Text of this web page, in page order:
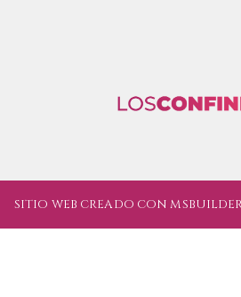
SITIO WEB CREADO CON